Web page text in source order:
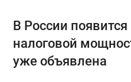
В России появится
налоговой
уже объявлена